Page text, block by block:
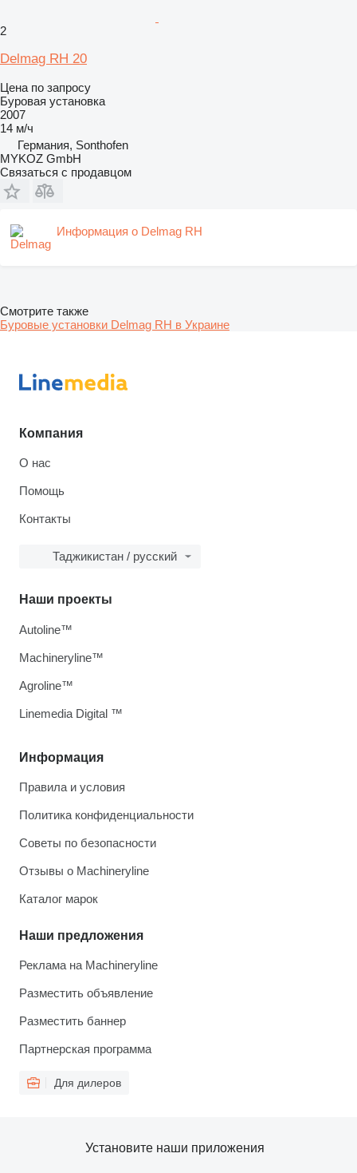
2
Delmag RH 20
Цена по запросу
Буровая установка
2007
14 м/ч
Германия, Sonthofen
MYKOZ GmbH
Связаться с продавцом
Информация о Delmag RH
Смотрите также
Буровые установки Delmag RH в Украине
Компания
О нас
Помощь
Контакты
Таджикистан / русский
Информация
Правила и условия
Политика конфиденциальности
Советы по безопасности
Отзывы о Machineryline
Каталог марок
Наши предложения
Реклама на Machineryline
Разместить объявление
Разместить баннер
Партнерская программа
Для дилеров
Наши проекты
Autoline™
Machineryline™
Agroline™
Linemedia Digital ™
Установите наши приложения